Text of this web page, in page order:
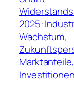
2025:
Wachstum,
Marktanteile,
Investitionen